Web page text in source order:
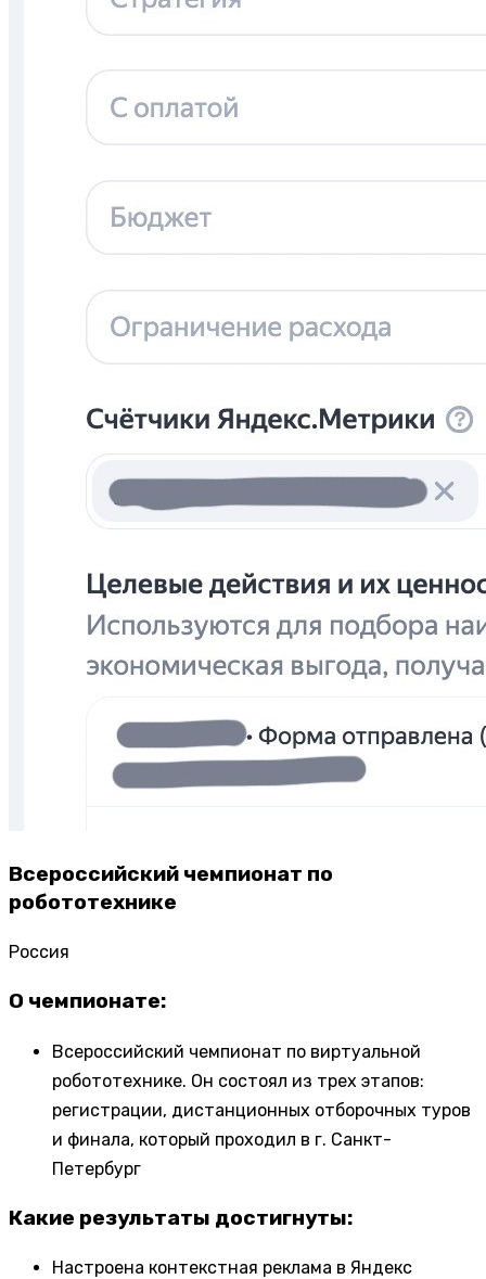
Всероссийский чемпионат по
робототехнике
Россия
О чемпионате:
Всероссийский чемпионат по виртуальной
робототехнике. Он состоял из трех этапов:
регистрации, дистанционных отборочных туров
и финала, который проходил в г. Санкт-
Петербург
Какие результаты достигнуты:
Настроена контекстная реклама в Яндекс